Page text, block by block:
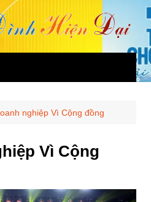
nghiệp Vì Cộng đồng
Vì Cộng